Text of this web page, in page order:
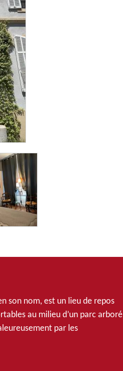
son nom, est un lieu de repos
au milieu d’un parc arboré
par les